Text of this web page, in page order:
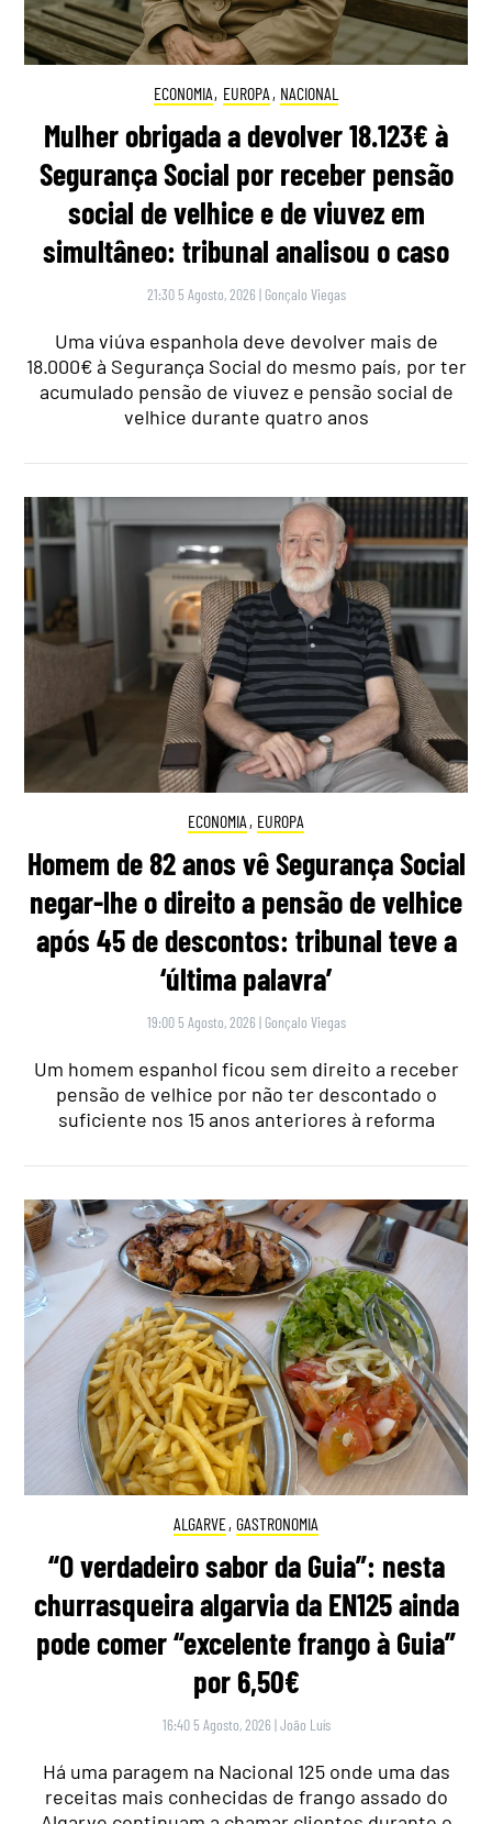
ECONOMIA, EUROPA , NACIONAL
Mulher obrigada a devolver 18.123€ à
Segurança Social por receber pensão
social de velhice e de viuvez em
simultâneo: tribunal analisou o caso
21:30 5 Agosto, 2026 | Gonçalo Viegas
Uma viúva espanhola deve devolver mais de
18.000€ à Segurança Social do mesmo país, por ter
acumulado pensão de viuvez e pensão social de
velhice durante quatro anos
ECONOMIA , EUROPA
Homem de 82 anos vê Segurança Social
negar-lhe o direito a pensão de velhice
após 45 de descontos: tribunal teve a
‘última palavra’
19:00 5 Agosto, 2026 | Gonçalo Viegas
Um homem espanhol ficou sem direito a receber
pensão de velhice por não ter descontado o
suficiente nos 15 anos anteriores à reforma
ALGARVE, GASTRONOMIA
“O verdadeiro sabor da Guia”: nesta
churrasqueira algarvia da EN125 ainda
pode comer “excelente frango à Guia”
por 6,50€
16:40 5 Agosto, 2026 |João Luís
Há uma paragem na Nacional 125 onde uma das
receitas mais conhecidas de frango assado do